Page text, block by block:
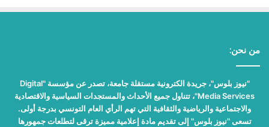
من نحن:
"نيوز بلوس"، جريدة الكترونية مستقلة جامعة، تصدر عن مؤسسة "Digital
Media Services"، تتناول جميع الأحداث والمستجدات السياسية والاقتصادية
والاجتماعية والرياضية والثقافية التي تهم الرأي العام التونسي بدرجة أولى.
تسعى "نيوز بلوس" إلى تقديم مادة إعلامية مميزة ترقى لتطلعات جمهورها